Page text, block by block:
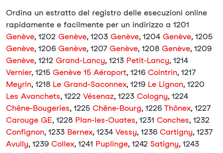
Ordina un estratto del registro delle esecuzioni online
rapidamente e facilmente per un indirizzo a 1201
Genève, 1202 Genève, 1203 Genève, 1204 Genève, 1205
Genève, 1206 Genève, 1207 Genève, 1208 Genève, 1209
Genève, 1212 Grand-Lancy, 1213 Petit-Lancy, 1214
Vernier, 1215 Genève 15 Aéroport, 1216 Cointrin, 1217
Meyrin, 1218 Le Grand-Saconnex, 1219 Le Lignon, 1220
Les Avanchets, 1222 Vésenaz, 1223 Cologny, 1224
Chêne-Bougeries, 1225 Chêne-Bourg, 1226 Thônex, 1227
Carouge GE, 1228 Plan-les-Ouates, 1231 Conches, 1232
Confignon, 1233 Bernex, 1234 Vessy, 1236 Cartigny, 1237
Avully, 1239 Collex, 1241 Puplinge, 1242 Satigny, 1243